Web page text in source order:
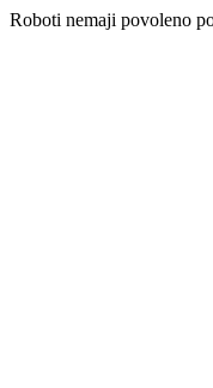
Roboti nemaji povoleno